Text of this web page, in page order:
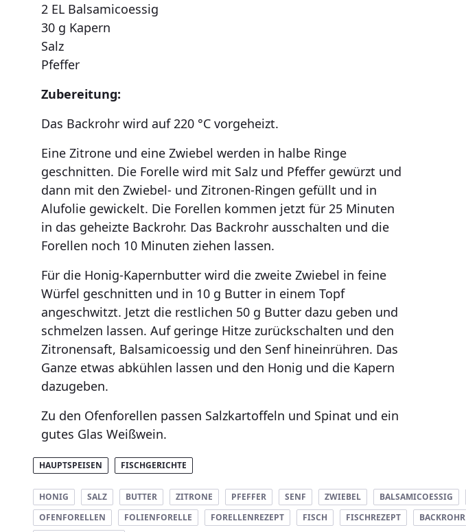
2 EL Balsamicoessig
30 g Kapern
Salz
Pfeffer
Zubereitung:
Das Backrohr wird auf 220 °C vorgeheizt.
Eine Zitrone und eine Zwiebel werden in halbe Ringe
geschnitten. Die Forelle wird mit Salz und Pfeffer gewürzt und
dann mit den Zwiebel- und Zitronen-Ringen gefüllt und in
Alufolie gewickelt. Die Forellen kommen jetzt für 25 Minuten
in das geheizte Backrohr. Das Backrohr ausschalten und die
Forellen noch 10 Minuten ziehen lassen.
Für die Honig-Kapernbutter wird die zweite Zwiebel in feine
Würfel geschnitten und in 10 g Butter in einem Topf
angeschwitzt. Jetzt die restlichen 50 g Butter dazu geben und
schmelzen lassen. Auf geringe Hitze zurückschalten und den
Zitronensaft, Balsamicoessig und den Senf hineinrühren. Das
Ganze etwas abkühlen lassen und den Honig und die Kapern
dazugeben.
Zu den Ofenforellen passen Salzkartoffeln und Spinat und ein
gutes Glas Weißwein.
HAUPTSPEISEN FISCHGERICHTE
HONIG SALZ BUTTER ZITRONE PFEFFER SENF ZWIEBEL BALSAMICOESSIG
OFENFORELLEN
FOLIENFORELLE FORELLENREZEPT FISCH FISCHREZEPT BACKROHR